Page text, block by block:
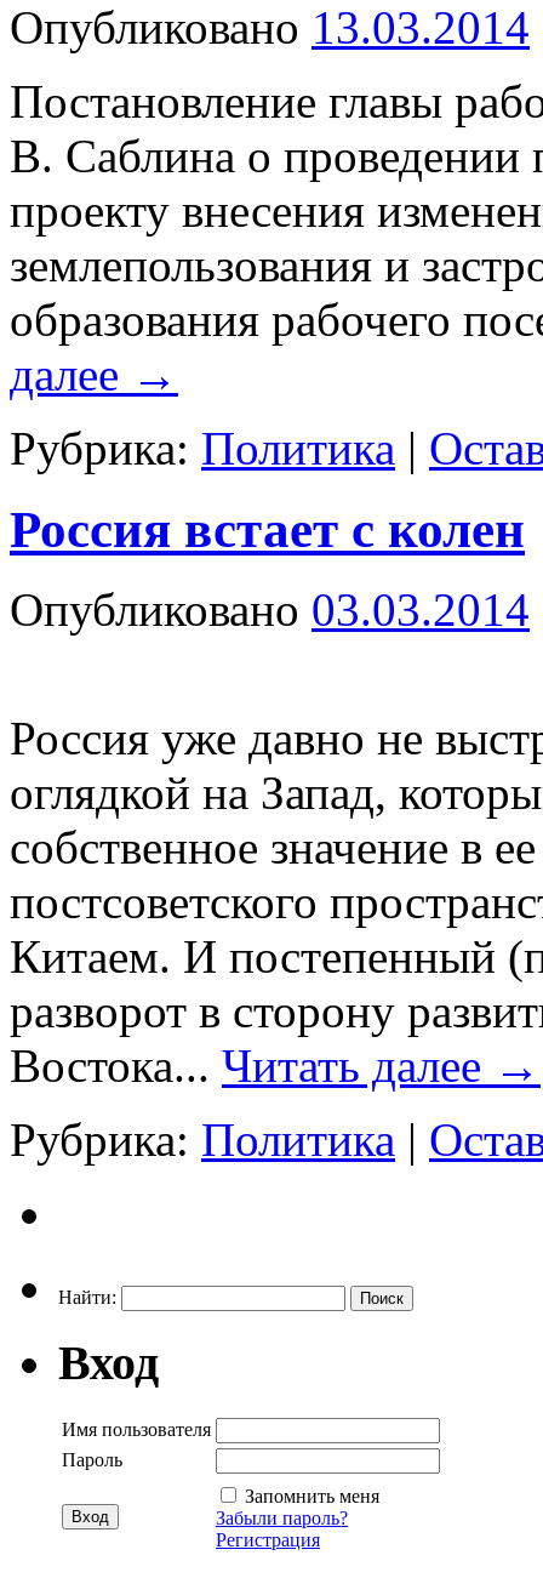
Опубликовано 13.03.2014
Постановление главы
В. Саблина о
проекту внесения
землепользования и
образования рабочего
далее →
Рубрика: Политика |
Россия встает с колен
Опубликовано 03.03.2014
Россия уже давно не
оглядкой на Запад,
собственное значение в
постсоветского
Китаем. И постепенный
разворот в сторону
Востока... Читать далее →
Рубрика: Политика |
Найти:
Вход
Имя пользователя
Пароль
Запомнить меня
Забыли пароль?
Регистрация